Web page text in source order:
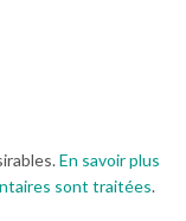
En savoir plus
sont traitées.